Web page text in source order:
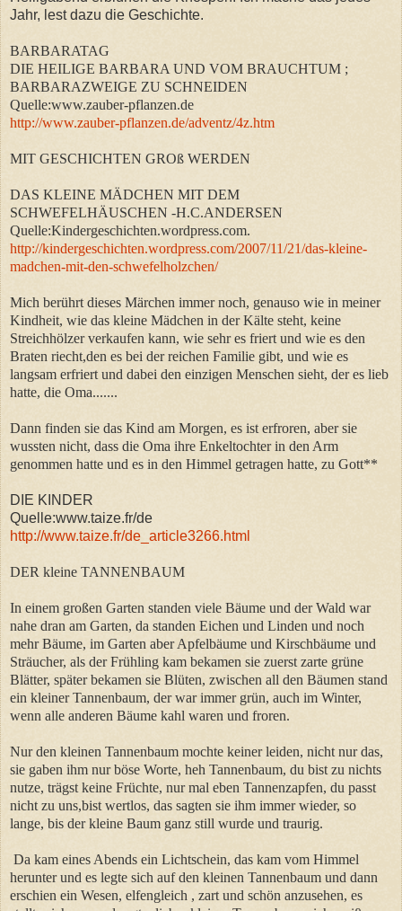
Jahr, lest dazu die Geschichte.
BARBARATAG
DIE HEILIGE BARBARA UND VOM BRAUCHTUM ;
BARBARAZWEIGE ZU SCHNEIDEN
Quelle:www.zauber-pflanzen.de
http://www.zauber-pflanzen.de/adventz/4z.htm
MIT GESCHICHTEN GROß WERDEN
DAS KLEINE MÄDCHEN MIT DEM
SCHWEFELHÄUSCHEN -H.C.ANDERSEN
Quelle:Kindergeschichten.wordpress.com.
http://kindergeschichten.wordpress.com/2007/11/21/das-kleine-
madchen-mit-den-schwefelholzchen/
Mich berührt dieses Märchen immer noch, genauso wie in meiner
Kindheit, wie das kleine Mädchen in der Kälte steht, keine
Streichhölzer verkaufen kann, wie sehr es friert und wie es den
Braten riecht,den es bei der reichen Familie gibt, und wie es
langsam erfriert und dabei den einzigen Menschen sieht, der es lieb
hatte, die Oma.......
Dann finden sie das Kind am Morgen, es ist erfroren, aber sie
wussten nicht, dass die Oma ihre Enkeltochter in den Arm
genommen hatte und es in den Himmel getragen hatte, zu Gott**
DIE KINDER
Quelle:www.taize.fr/de
http://www.taize.fr/de_article3266.html
DER kleine TANNENBAUM
In einem großen Garten standen viele Bäume und der Wald war
nahe dran am Garten, da standen Eichen und Linden und noch
mehr Bäume, im Garten aber Apfelbäume und Kirschbäume und
Sträucher, als der Frühling kam bekamen sie zuerst zarte grüne
Blätter, später bekamen sie Blüten, zwischen all den Bäumen stand
ein kleiner Tannenbaum, der war immer grün, auch im Winter,
wenn alle anderen Bäume kahl waren und froren.
Nur den kleinen Tannenbaum mochte keiner leiden, nicht nur das,
sie gaben ihm nur böse Worte, heh Tannenbaum, du bist zu nichts
nutze, trägst keine Früchte, nur mal eben Tannenzapfen, du passt
nicht zu uns,bist wertlos, das sagten sie ihm immer wieder, so
lange, bis der kleine Baum ganz still wurde und traurig.
Da kam eines Abends ein Lichtschein, das kam vom Himmel
herunter und es legte sich auf den kleinen Tannenbaum und dann
erschien ein Wesen, elfengleich , zart und schön anzusehen, es